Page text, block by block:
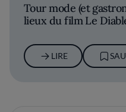
Tour mode (et
lieux du film Le
LIRE